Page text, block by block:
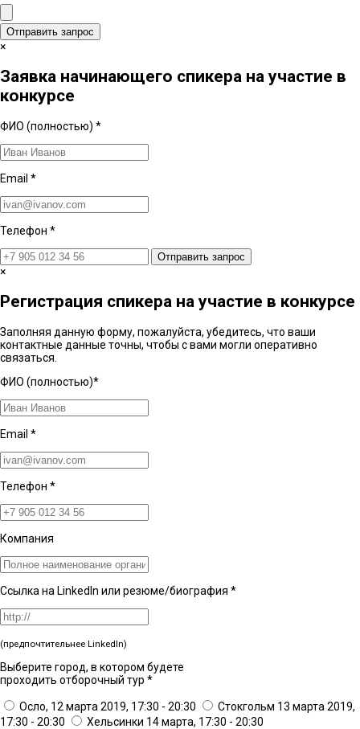
Отправить запрос
×
Заявка начинающего спикера на участие в
конкурсе
ФИО (полностью) *
Email *
Телефон *
Отправить запрос
×
Регистрация спикера на участие в конкурсе
Заполняя данную форму, пожалуйста, убедитесь, что ваши
контактные данные точны, чтобы с вами могли оперативно
связаться.
ФИО (полностью)*
Email *
Телефон *
Компания
Ссылка на LinkedIn или резюме/биография *
(предпочтительнее LinkedIn)
Выберите город, в котором будете
проходить отборочный тур *
Осло, 12 марта 2019, 17:30 - 20:30
Стокгольм 13 марта 2019,
17:30 - 20:30
Хельсинки 14 марта, 17:30 - 20:30